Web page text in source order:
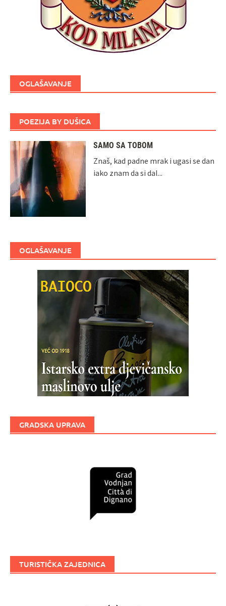
OGLAŠAVANJE
POEZIJA BY DUŠICA
SAMO SA TOBOM
Znaš, kad padne mrak i ugasi se dan
iako znam da si dal...
OGLAŠAVANJE
GRADSKA UPRAVA
TURISTIČKA ZAJEDNICA